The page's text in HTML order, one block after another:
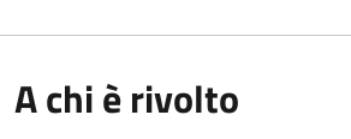
A chi è rivolto